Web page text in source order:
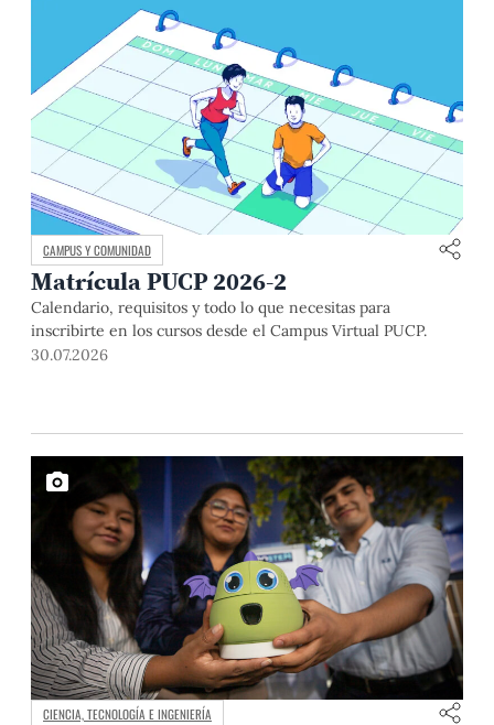
CAMPUS Y COMUNIDAD
Matrícula PUCP 2026-2
Calendario, requisitos y todo lo que necesitas para
inscribirte en los cursos desde el Campus Virtual PUCP.
30.07.2026
CIENCIA, TECNOLOGÍA E INGENIERÍA